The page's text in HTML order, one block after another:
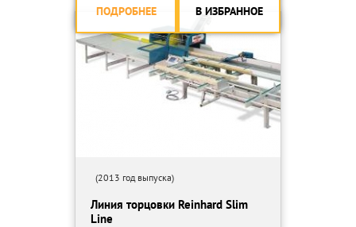
ПОДРОБНЕЕ В ИЗБРАННОЕ
(2013 год выпуска)
Линия торцовки Reinhard Slim
Line